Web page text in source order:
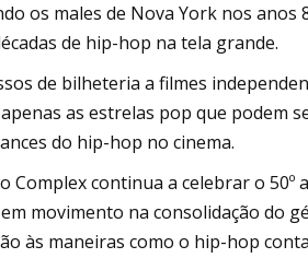
os males de Nova York nos anos
de hip-hop na tela grande.
de bilheteria a filmes
as estrelas pop que podem
do hip-hop no cinema.
Complex continua a celebrar o
movimento na consolidação do
às maneiras como o hip-hop